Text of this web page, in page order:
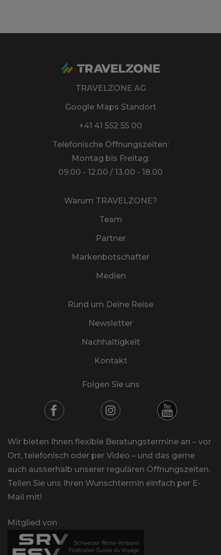
TRAVELZONE AG
Google Maps Standort
+41 41 552 55 00
Telefonische Öffnungszeiten:
Montag bis Freitag:
09.00 - 12.00 / 13.00 - 18.00
Warum TRAVELZONE?
Team
Partner
Markenbotschafter
Medien
Rund um Deine Reise
Newsletter
Nachhaltigkeit
Kontakt
Folgen Sie uns
Wir bieten Ihnen flexible Beratungstermine an – vor
Ort, telefonisch oder per Video – und das gerne
auch ausserhalb unserer regulären Öffnungszeiten.
Teilen Sie uns Ihren Wunschtermin einfach per E-
Mail mit!
Mitglied von